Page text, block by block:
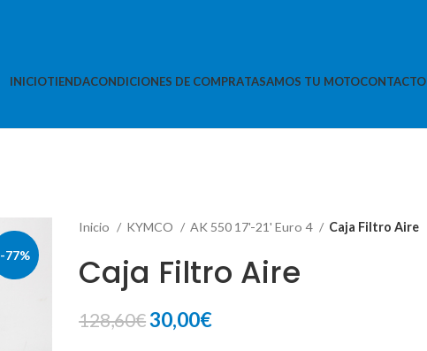
INICIOTIENDACONDICIONES DE COMPRATASAMOS TU MOTOCONTACTO
-77%
Inicio KYMCO AK 550 17'-21' Euro 4 Caja Filtro Aire
Caja Filtro Aire
128,60€El
30,00€El